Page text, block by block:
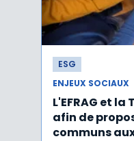
ESG
ENJEUX SOCIAUX
L'EFRAG et la
afin de
communs